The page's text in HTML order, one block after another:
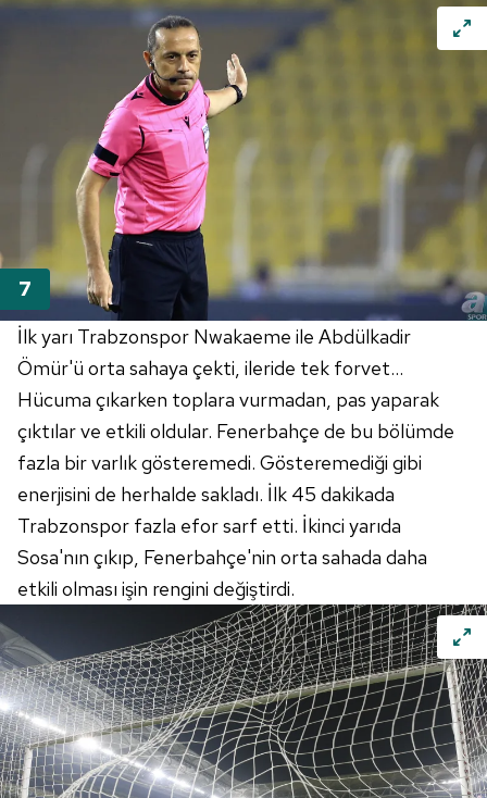
İlk yarı Trabzonspor Nwakaeme ile Abdülkadir
Ömür'ü orta sahaya çekti, ileride tek forvet...
Hücuma çıkarken toplara vurmadan, pas yaparak
çıktılar ve etkili oldular. Fenerbahçe de bu bölümde
fazla bir varlık gösteremedi. Gösteremediği gibi
enerjisini de herhalde sakladı. İlk 45 dakikada
Trabzonspor fazla efor sarf etti. İkinci yarıda
Sosa'nın çıkıp, Fenerbahçe'nin orta sahada daha
etkili olması işin rengini değiştirdi.